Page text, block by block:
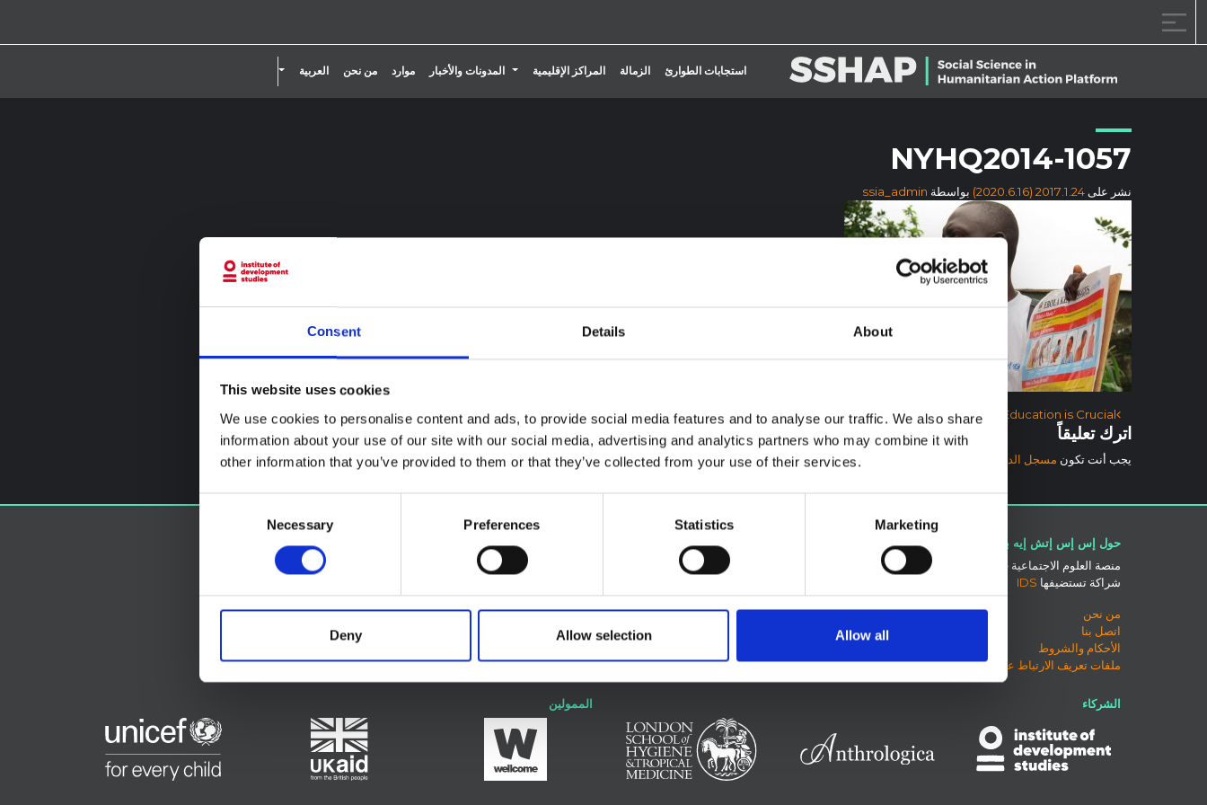
Consent Details About
This website uses cookies
We use cookies to personalise content and ads, to provide social media features and to analyse our traffic. We also share
information about your use of our site with our social media, advertising and analytics partners who may combine it with
other information that you’ve provided to them or that they’ve collected from your use of their services.
Consent
Necessary Preferences Statistics Marketing
Deny Allow selection Allow all
استجابات الطوارئ الزمالة المراكز الإقليمية
تبديل القائمة المنسدلة
المدونات والأخبار موارد من نحن العربية
NYHQ2014-1057
نشر على 2017.1.24
(2020.6.16) بواسطة ssia_admin
آخر الملاحة
Ebola Can Be Transmitted Sexually for Weeks After Recovery – Education is Crucial
اترك تعليقاً
يجب أنت تكون مسجل الدخول
حول إس إس إتش إيه بي
منصة العلوم الاجتماعية في العمل الإنساني هي
شراكة تستضيفها IDS
من نحن
اتصل بنا
الأحكام والشروط
ملفات تعريف الارتباط على هذا الموقع
إكس
الشركاء الممولين